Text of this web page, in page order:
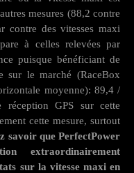
mesures (88,2 contre
des vitesses maxi
à celles relevées par
puisque bénéficiant de
sur le marché (RaceBox
moyenne): 89,4 /
GPS sur cette
cette mesure, surtout
savoir que PerfectPower
extraordinairement
sur la vitesse maxi en